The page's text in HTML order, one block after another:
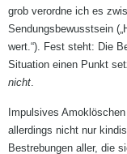
grob verordne ich es
Sendungsbewusstsein
wert.“). Fest steht: Die
Situation einen Punkt
nicht.
Impulsives
allerdings nicht nur
Bestrebungen aller, die